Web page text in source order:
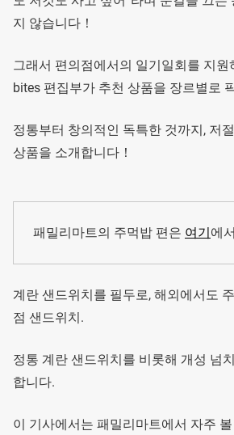
지 않습니다！
그래서 편의점에서의 일기일회를 지원
bites 편집부가 추천 상품을 장르별로
정통부터 창의적인 독특한 것까지, 저
상품을 소개합니다！
패밀리마트의 주먹밥 편은 여기에서
계란 샌드위치를 필두로, 해외에서도
점 샌드위치.
정통 계란 샌드위치를 비롯해 개성 넘
합니다.
이 기사에서는 패밀리마트에서 자주